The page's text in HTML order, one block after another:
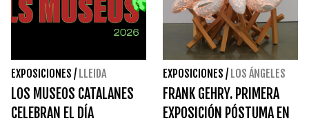
EXPOSICIONES / LLEIDA
LOS MUSEOS CATALANES
CELEBRAN EL DÍA
EXPOSICIONES / LOS ÁNGELES
FRANK GEHRY. PRIMERA
EXPOSICIÓN PÓSTUMA EN